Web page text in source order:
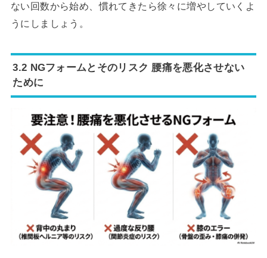
ない回数から始め、慣れてきたら徐々に増やしていくよ
うにしましょう。
3.2 NGフォームとそのリスク 腰痛を悪化させない
ために